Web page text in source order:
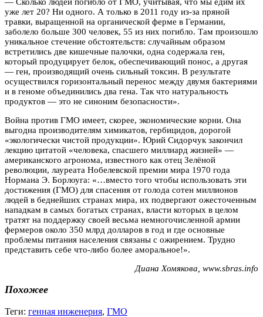
уже лет 20? Ни одного. А только в 2011 году из-за пряной
травки, выращенной на органической ферме в Германии,
заболело больше 300 человек, 55 из них погибло. Там произошло
уникальное стечение обстоятельств: случайным образом
встретились две кишечные палочки, одна содержала ген,
который продуцирует белок, обеспечивающий понос, а другая
— ген, производящий очень сильный токсин. В результате
осуществился горизонтальный перенос между двумя бактериями
и в геноме объединились два гена. Так что натуральность
продуктов — это не синоним безопасности».
Война против ГМО имеет, скорее, экономические корни. Она
выгодна производителям химикатов, гербицидов, дорогой
«экологически чистой продукции». Юрий Сидорчук закончил
лекцию цитатой «человека, спасшего миллиард жизней» —
американского агронома, известного как отец Зелёной
революции, лауреата Нобелевской премии мира 1970 года
Нормана Э. Борлоуга: «…вместо того чтобы использовать эти
достижения (ГМО) для спасения от голода сотен миллионов
людей в беднейших странах мира, их подвергают ожесточенным
нападкам в самых богатых странах, власти которых в целом
тратят на поддержку своей весьма немногочисленной армии
фермеров около 350 млрд долларов в год и где основные
проблемы питания населения связаны с ожирением. Трудно
представить себе что-либо более аморальное!».
Диана Хомякова, www.sbras.info
Похожее
Теги: генная инженерия, ГМО